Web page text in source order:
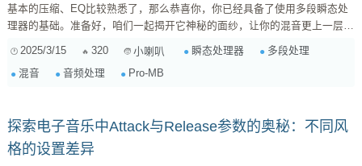
基本的压缩、EQ比较熟悉了，那么恭喜你，你已经具备了使用多段瞬态处
理器的基础。准备好，咱们一起揭开它神秘的面纱，让你的混音更上一层
态”。简单来说，瞬态就是声音信号在短时间内突然发生的变化，比如鼓的
敲击、吉他拨弦、钢琴的敲击等等。这些声音的起始部分，包含了声音的
2025/3/15 320 小喇叭 瞬态处理器
多段处理
混音
音频处理 Pro-MB
探索电子音乐中Attack与Release参数的奥秘：不同风
格的设置差异